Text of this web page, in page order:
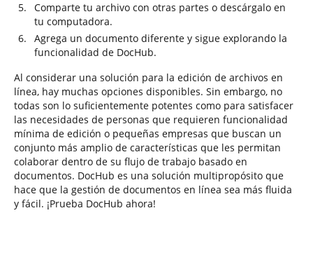
Comparte tu archivo con otras partes o descárgalo en
tu computadora.
Agrega un documento diferente y sigue explorando la
funcionalidad de DocHub.
Al considerar una solución para la edición de archivos en
línea, hay muchas opciones disponibles. Sin embargo, no
todas son lo suficientemente potentes como para satisfacer
las necesidades de personas que requieren funcionalidad
mínima de edición o pequeñas empresas que buscan un
conjunto más amplio de características que les permitan
colaborar dentro de su flujo de trabajo basado en
documentos. DocHub es una solución multipropósito que
hace que la gestión de documentos en línea sea más fluida
y fácil. ¡Prueba DocHub ahora!